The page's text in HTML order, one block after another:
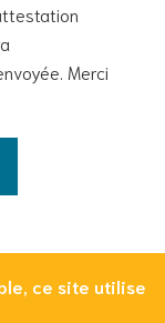
Merci
ce site utilise